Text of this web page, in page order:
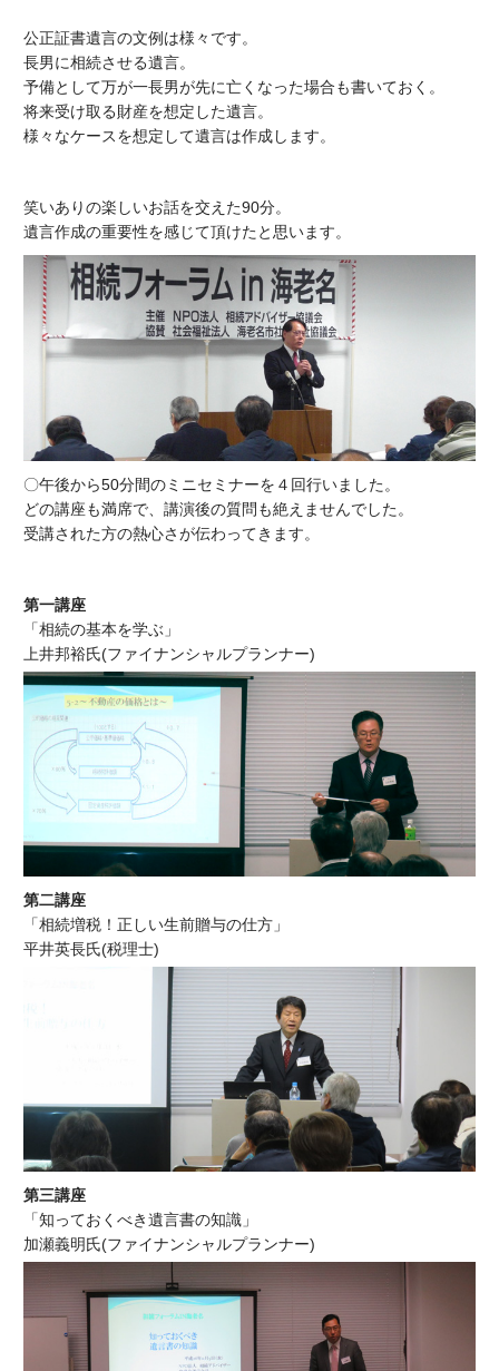
公正証書遺言の文例は様々です。
長男に相続させる遺言。
予備として万が一長男が先に亡くなった場合も書いておく。
将来受け取る財産を想定した遺言。
様々なケースを想定して遺言は作成します。
笑いありの楽しいお話を交えた90分。
遺言作成の重要性を感じて頂けたと思います。
〇午後から50分間のミニセミナーを４回行いました。
どの講座も満席で、講演後の質問も絶えませんでした。
受講された方の熱心さが伝わってきます。
第一講座
「相続の基本を学ぶ」
上井邦裕氏(ファイナンシャルプランナー)
第二講座
「相続増税！正しい生前贈与の仕方」
平井英長氏(税理士)
第三講座
「知っておくべき遺言書の知識」
加瀬義明氏(ファイナンシャルプランナー)